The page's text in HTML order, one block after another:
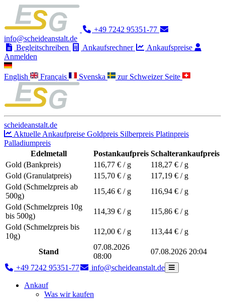
+49 7242 95351-77
info@scheideanstalt.de
Begleitschreiben
Ankaufsrechner
Ankaufspreise
Anmelden
English Français Svenska zur Schweizer Seite
scheideanstalt.de
Aktuelle Ankaufpreise Goldpreis Silberpreis Platinpreis
Palladiumpreis
Edelmetall
Postankaufpreis Schalterankaufpreis
Gold (Bankpreis)
116,77 € / g 118,27 € / g
Gold (Granulatpreis)
115,70 € / g 117,19 € / g
Gold (Schmelzpreis ab
500g)
115,46 € / g 116,94 € / g
Gold (Schmelzpreis 10g
bis 500g)
114,39 € / g 115,86 € / g
Gold (Schmelzpreis bis
10g)
112,00 € / g 113,44 € / g
Stand
07.08.2026
08:00
07.08.2026 20:04
+49 7242 95351-77 info@scheideanstalt.de
Ankauf
Was wir kaufen